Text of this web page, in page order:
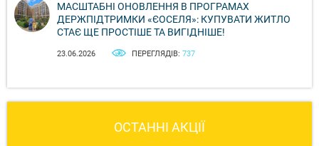
МАСШТАБНІ ОНОВЛЕННЯ В ПРОГРАМАХ
ДЕРЖПІДТРИМКИ «ЄОСЕЛЯ»: КУПУВАТИ ЖИТЛО
СТАЄ ЩЕ ПРОСТІШЕ ТА ВИГІДНІШЕ!
23.06.2026 ПЕРЕГЛЯДІВ: 737
ОСТАННІ АКЦІЇ